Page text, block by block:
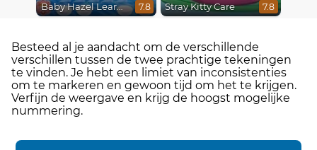
Baby Hazel Learns Colors 7.8 Stray Kitty Care 7.8
Besteed al je aandacht om de verschillende
verschillen tussen de twee prachtige tekeningen
te vinden. Je hebt een limiet van inconsistenties
om te markeren en gewoon tijd om het te krijgen.
Verfijn de weergave en krijg de hoogst mogelijke
nummering.